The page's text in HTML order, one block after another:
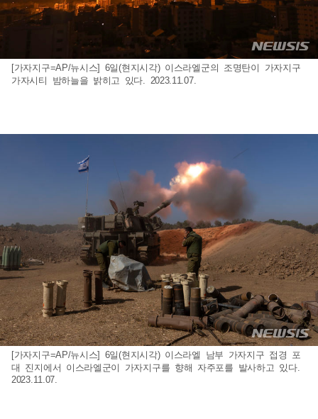
[가자지구=AP/뉴시스] 6일(현지시각) 이스라엘군의 조명탄이 가자지구
가자시티 밤하늘을 밝히고 있다. 2023.11.07.
[가자지구=AP/뉴시스] 6일(현지시각) 이스라엘 남부 가자지구 접경 포
대 진지에서 이스라엘군이 가자지구를 향해 자주포를 발사하고 있다.
2023.11.07.